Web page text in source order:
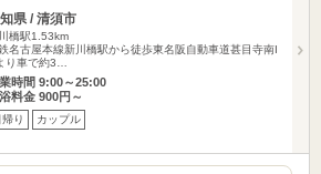
県 / 清須市
橋駅1.53km
名古屋本線新川橋駅から徒歩東名阪自動車道甚目寺南I
り車で約3…
時間 9:00～25:00
料金 900円～
帰り カップル